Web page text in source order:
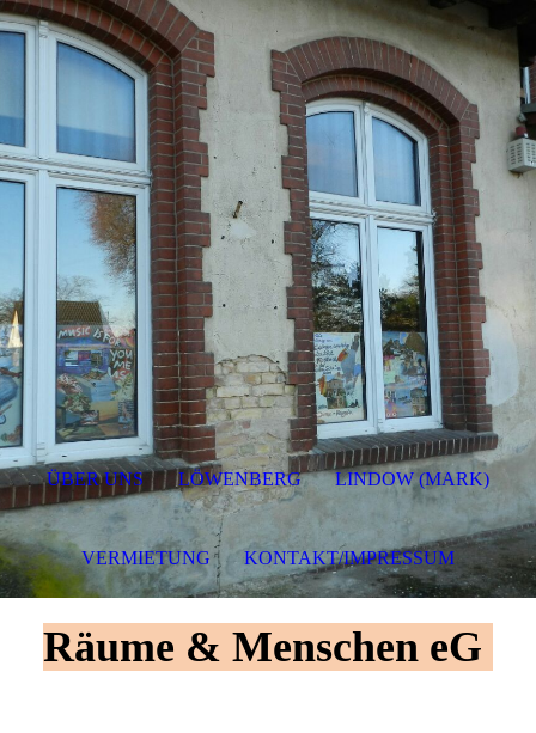
Räume & Menschen eG
ÜBER UNS LÖWENBERG LINDOW (MARK)
VERMIETUNG KONTAKT/IMPRESSUM